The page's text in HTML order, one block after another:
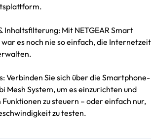
Inhaltsfilterung: Mit NETGEAR Smart
es noch nie so einfach, die Internetzeit
Verbinden Sie sich über die Smartphone-
Mesh System, um es einzurichten und
zu steuern – oder einfach nur,
zu testen.